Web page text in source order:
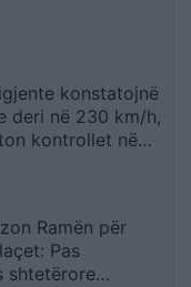
konstatojnë
deri në 230 km/h,
kontrollet në
Ramën për
Pas
shtetërore